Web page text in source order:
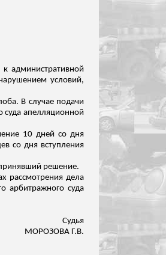
административной
условий,
В случае подачи
суда апелляционной
10 дней со дня
со дня вступления
решение.
рассмотрения дела
арбитражного суда
Судья
МОРОЗОВА Г.В.